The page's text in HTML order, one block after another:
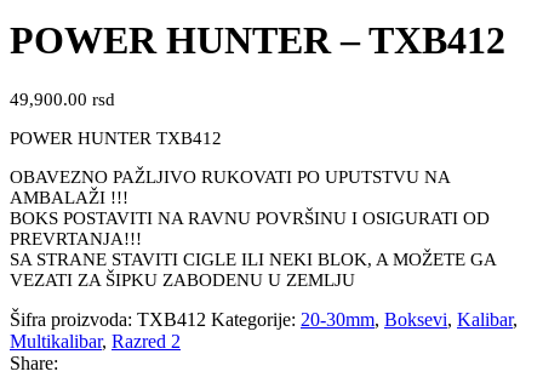
POWER HUNTER – TXB412
49,900.00 rsd
POWER HUNTER TXB412
OBAVEZNO PAŽLJIVO RUKOVATI PO UPUTSTVU NA
AMBALAŽI !!!
BOKS POSTAVITI NA RAVNU POVRŠINU I OSIGURATI OD
PREVRTANJA!!!
SA STRANE STAVITI CIGLE ILI NEKI BLOK, A MOŽETE GA
VEZATI ZA ŠIPKU ZABODENU U ZEMLJU
Šifra proizvoda: TXB412 Kategorije: 20-30mm, Boksevi, Kalibar,
Multikalibar, Razred 2
Share: